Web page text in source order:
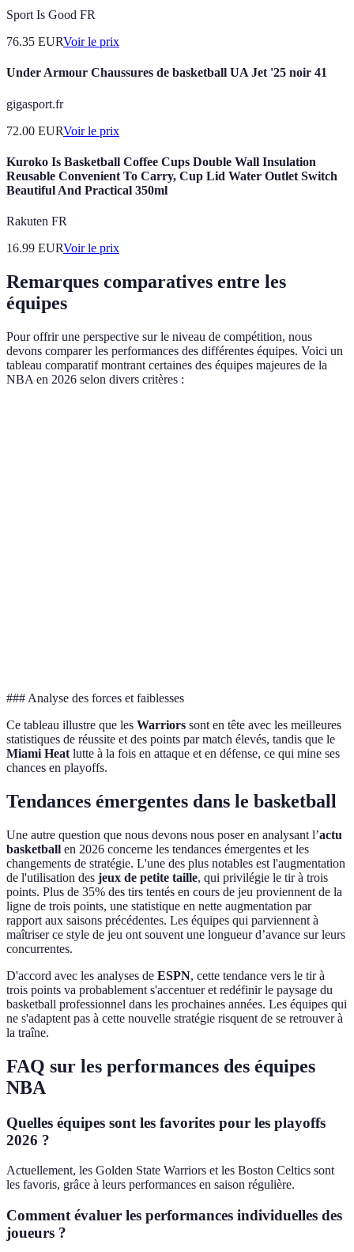
Sport Is Good FR
76.35 EURVoir le prix
Under Armour Chaussures de basketball UA Jet '25 noir 41
gigasport.fr
72.00 EURVoir le prix
Kuroko Is Basketball Coffee Cups Double Wall Insulation
Reusable Convenient To Carry, Cup Lid Water Outlet Switch
Beautiful And Practical 350ml
Rakuten FR
16.99 EURVoir le prix
Remarques comparatives entre les
équipes
Pour offrir une perspective sur le niveau de compétition, nous
devons comparer les performances des différentes équipes. Voici un
tableau comparatif montrant certaines des équipes majeures de la
NBA en 2026 selon divers critères :
### Analyse des forces et faiblesses
Ce tableau illustre que les Warriors sont en tête avec les meilleures
statistiques de réussite et des points par match élevés, tandis que le
Miami Heat lutte à la fois en attaque et en défense, ce qui mine ses
chances en playoffs.
Tendances émergentes dans le basketball
Une autre question que nous devons nous poser en analysant l’actu
basketball en 2026 concerne les tendances émergentes et les
changements de stratégie. L'une des plus notables est l'augmentation
de l'utilisation des jeux de petite taille, qui privilégie le tir à trois
points. Plus de 35% des tirs tentés en cours de jeu proviennent de la
ligne de trois points, une statistique en nette augmentation par
rapport aux saisons précédentes. Les équipes qui parviennent à
maîtriser ce style de jeu ont souvent une longueur d’avance sur leurs
concurrentes.
D'accord avec les analyses de ESPN, cette tendance vers le tir à
trois points va probablement s'accentuer et redéfinir le paysage du
basketball professionnel dans les prochaines années. Les équipes qui
ne s'adaptent pas à cette nouvelle stratégie risquent de se retrouver à
la traîne.
FAQ sur les performances des équipes
NBA
Quelles équipes sont les favorites pour les playoffs
2026 ?
Actuellement, les Golden State Warriors et les Boston Celtics sont
les favoris, grâce à leurs performances en saison régulière.
Comment évaluer les performances individuelles des
joueurs ?